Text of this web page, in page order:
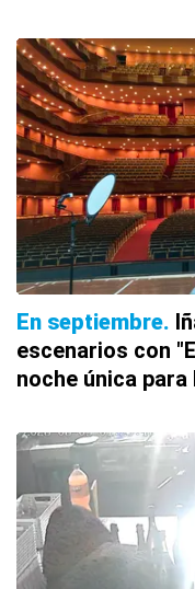
En septiembre
escenarios con
noche única para